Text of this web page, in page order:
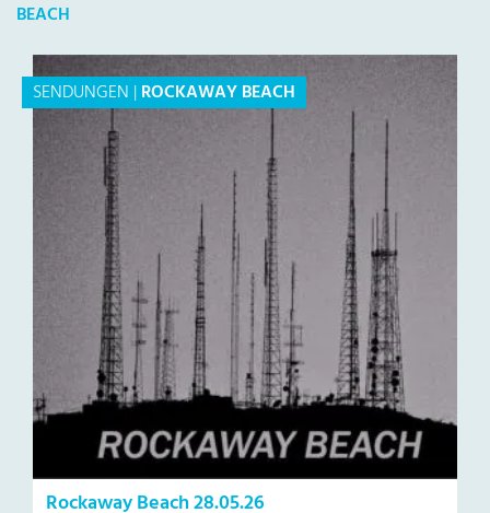
BEACH
SENDUNGEN |ROCKAWAY BEACH
Rockaway Beach 28.05.26